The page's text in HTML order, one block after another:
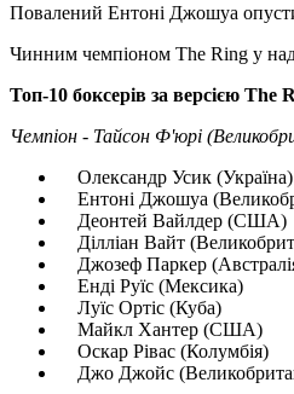
Повалений Ентоні Джошуа
Чинним чемпіоном The Ring у
Топ-10 боксерів за версією The
Чемпіон - Тайсон Ф'юрі
Олександр Усик (Україна)
Ентоні Джошуа
Деонтей Вайлдер (США)
Ділліан Вайт
Джозеф Паркер
Енді Руїс (Мексика)
Луїс Ортіс (Куба)
Майкл Хантер (США)
Оскар Рівас (Колумбія)
Джо Джойс